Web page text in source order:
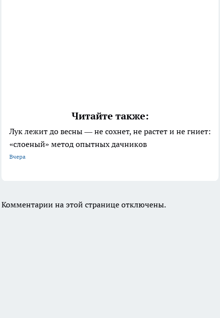
Читайте также:
Лук лежит до весны — не сохнет, не растет и не гниет:
«слоеный» метод опытных дачников
Вчера
Комментарии на этой странице отключены.